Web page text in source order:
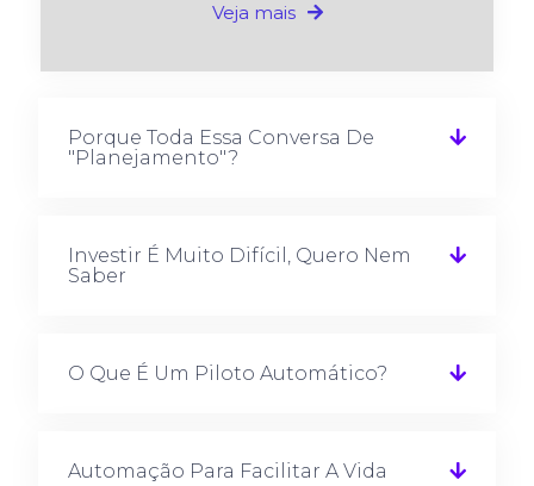
Veja mais
Porque Toda Essa Conversa De
"planejamento"?
Investir É Muito Difícil, Quero Nem
Saber
O Que É Um Piloto Automático?
Automação Para Facilitar A Vida